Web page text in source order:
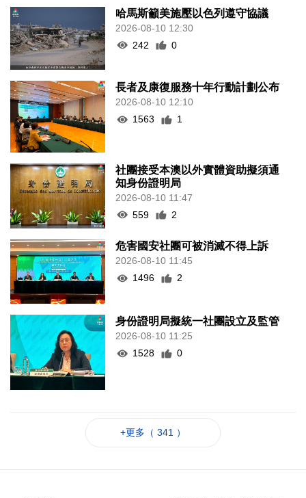
哈馬斯籲美施壓以色列遵守協議
2026-08-10 12:30
242
0
長者及康復服務十年行動計劃公布
2026-08-10 12:10
1563
1
社團接受本澳以外實體資助擬須通
知身份證明局
2026-08-10 11:47
559
2
危害國安社團可被消滅不得上訴
2026-08-10 11:45
1496
2
身份證明局擬統一社團設立及監管
2026-08-10 11:25
1528
0
+更多（ 341 ）